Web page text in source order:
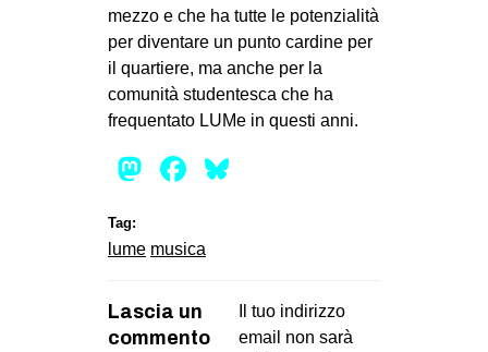
mezzo e che ha tutte le potenzialità
per diventare un punto cardine per
il quartiere, ma anche per la
comunità studentesca che ha
frequentato LUMe in questi anni.
Mastodon
Facebook
Tag:
lume musica
Lascia un
commento
Il tuo indirizzo
email non sarà